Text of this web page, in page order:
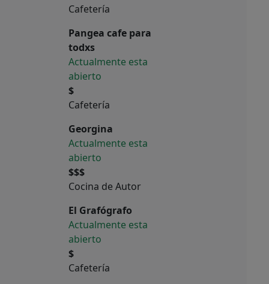
Cafetería
Pangea cafe para
todxs
Actualmente esta
abierto
$
Cafetería
Georgina
Actualmente esta
abierto
$$$
Cocina de Autor
El Grafógrafo
Actualmente esta
abierto
$
Cafetería